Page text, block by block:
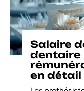
Salaire
dentaire
en détail